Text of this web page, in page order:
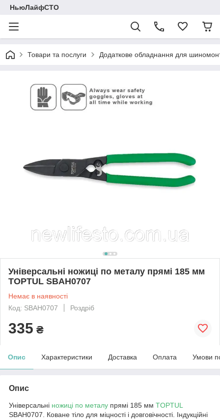
НьюЛайфСТО
Товари та послуги Додаткове обладнання для
Універсальні ножиці по металу прямі 185 мм
TOPTUL SBAH0707
Немає в наявності
Код: SBAH0707
Роздріб
335 ₴
Опис Характеристики Доставка Оплата Умови
Опис
Універсальні ножиці по металу прямі 185 мм TOPTUL
SBAH0707. Коване тіло для міцності і довговічності. Індукційні